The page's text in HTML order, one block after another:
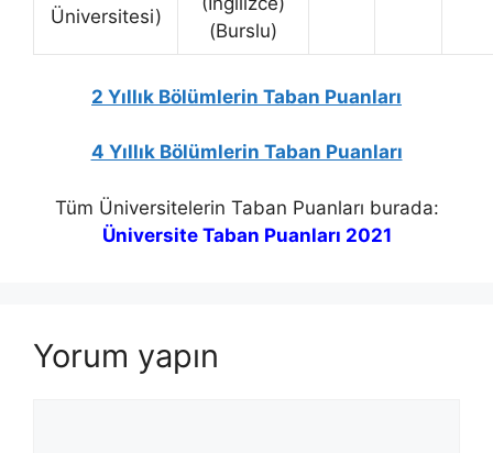
Üniversitesi)
(Burslu)
2 Yıllık Bölümlerin Taban Puanları
4 Yıllık Bölümlerin Taban Puanları
Tüm Üniversitelerin Taban Puanları burada:
Üniversite Taban Puanları 2021
Yorum yapın